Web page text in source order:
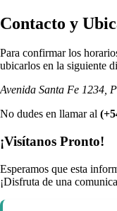
Contacto y
Para confirmar los
ubicarlos en la siguiente
Avenida Santa Fe 1234,
No dudes en llamar al
¡Visítanos Pronto!
Esperamos que esta
¡Disfruta de una